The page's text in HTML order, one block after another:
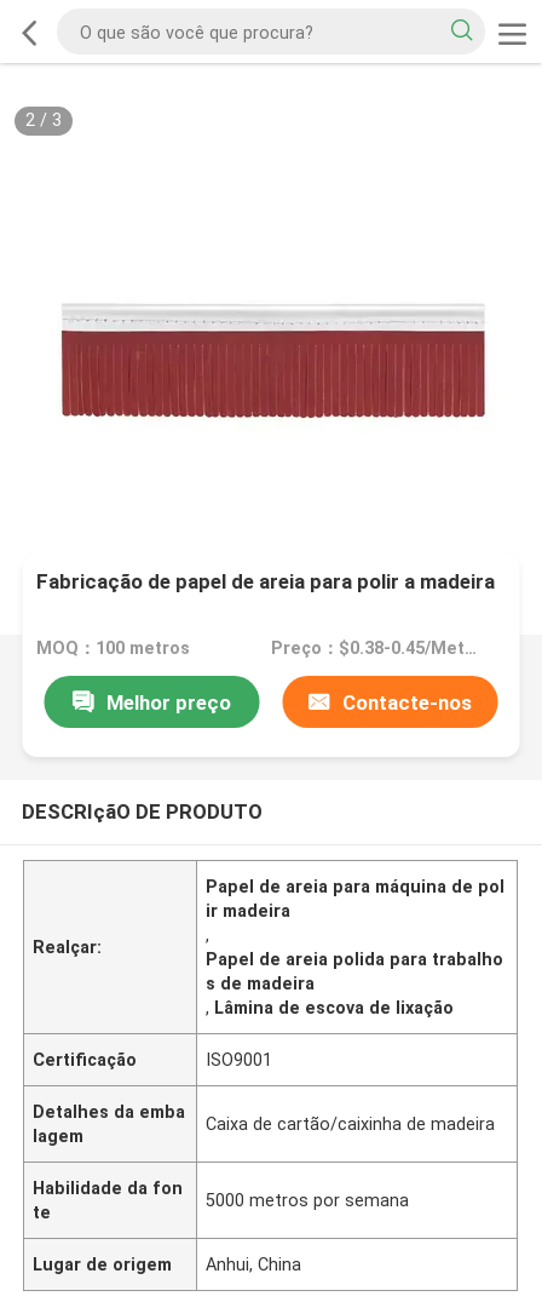
2/ 3
Fabricação de papel de areia para polir a madeira
MOQ：100 metros Preço：$0.38-0.45/Meter
Melhor preço Contacte-nos
DESCRIçãO DE PRODUTO
Realçar:
Papel de areia para máquina de pol
ir madeira
,
Papel de areia polida para trabalho
s de madeira
, Lâmina de escova de lixação
Certificação ISO9001
Detalhes da emba
lagem
Caixa de cartão/caixinha de madeira
Habilidade da fon
te
5000 metros por semana
Lugar de origem Anhui, China